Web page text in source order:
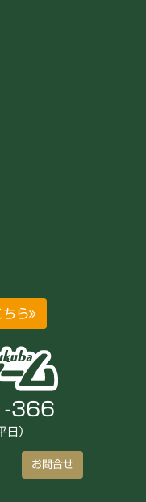
ら
366
）
お問合せ